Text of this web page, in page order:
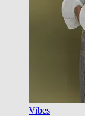
Vibes